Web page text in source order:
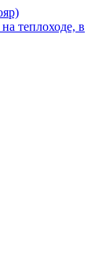
теплоходе, в